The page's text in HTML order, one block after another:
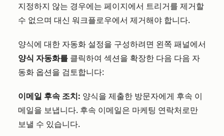
지정하지 않는 경우에는 페이지에서 트리거를 제거할
수 없으며 대신 워크플로우에서 제거해야 합니다.
양식에 대한 자동화 설정을 구성하려면 왼쪽 패널에서
양식 자동화를 클릭하여 섹션을 확장한 다음 다음 자
동화 옵션을 검토합니다:
이메일 후속 조치: 양식을 제출한 방문자에게 후속 이
메일을 보냅니다. 후속 이메일은 마케팅 연락처로만
보낼 수 있습니다.